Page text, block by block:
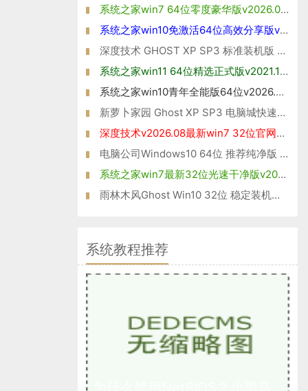
系统之家win7 64位零度豪华版v2026.08免激活
系统之家win10免激活64位高效分享版v2021.10
深度技术 GHOST XP SP3 标准装机版 V2016.05
系统之家win11 64位精选正式版v2021.10免激活
系统之家win10青年全能版64位v2026.08免激活
新萝卜家园 Ghost XP SP3 电脑城快速装机版2014年11月版
深度技术v2026.08最新win7 32位官网清爽版
电脑公司Windows10 64位 推荐纯净版 2021
系统之家win7最新32位光速干净版v2026.08
雨林木风Ghost Win10 32位 稳定装机版 2021
系统教程推荐